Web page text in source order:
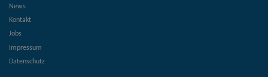
News
Kontakt
Jobs
Impressum
Datenschutz